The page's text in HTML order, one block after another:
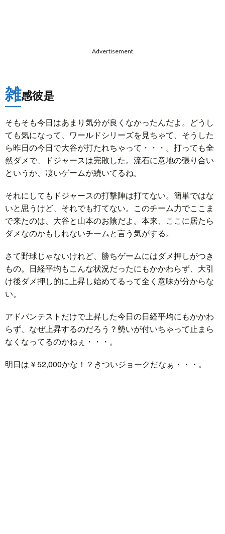
Advertisement
雑感彼是
そもそも今日はあまり気分が良くなかったんだよ。どうし
ても気になって、ワールドシリーズを見ちゃて、そうした
ら昨日の今日で大谷が打たれちゃって・・・。打っても全
然ダメで、ドジャースは完敗した。流石に意地の張り合い
というか、凄いゲームが続いてるね。
それにしてもドジャースの打撃陣は打てない。簡単ではな
いと思うけど、それでも打てない。このチーム力でここま
で来たのは、大谷と山本のお陰だよ。本来、ここに居たら
ダメなのかもしれないチームと言う気がする。
さて野球じゃないけれど、勝ちゲームにはダメ押しがつき
もの。日経平均もこんな状況だったにもかかわらず、大引
け後ダメ押し的に上昇し始めてるって全く意味が分からな
い。
アドバンテストだけで上昇した今日の日経平均にもかかわ
らず、なぜ上昇するのだろう？勢いが付いちゃって止まら
なくなってるのかねぇ・・・。
明日は￥52,000かな！？きついジョークだなぁ・・・。